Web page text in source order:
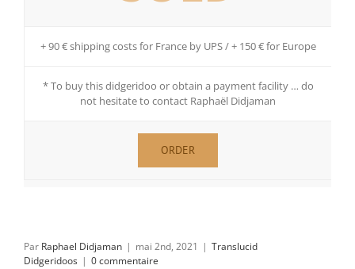
+ 90 € shipping costs for France by UPS / + 150 € for Europe
* To buy this didgeridoo or obtain a payment facility … do
not hesitate to contact Raphaël Didjaman
ORDER
Par Raphael Didjaman | mai 2nd, 2021 | Translucid
Didgeridoos | 0 commentaire